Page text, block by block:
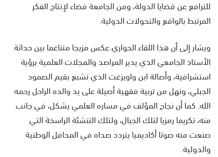
للترافع عن قضايا الدولة، ومن الجامعة فضاء لإنتاج الفكر
المرتبط بالواقع والتحولات الدولية.
ويشار إلى أن هذا اللقاء الحواري عكس مزيجا متناغما بين حداثة
الأستاذ الجامعي الذي يدير المراصد والمجلات العلمية برؤية
استشرافية، وأصالة ابن واويزغت الذي تشبع بقيم الصمود
الجبلي، ونهل من تربية فقهية أصيلة على يد والده الراحل رحمه
الله. كما أن نجاح المؤلف في مساره العلمي يشكل، في جانب
منه، تكريما رمزيا لتلك الجبال، ولتلك التنشئة الراسخة التي
صنعت منه صوتا أكاديميا يتردد صداه في المحافل الوطنية
والدولية.